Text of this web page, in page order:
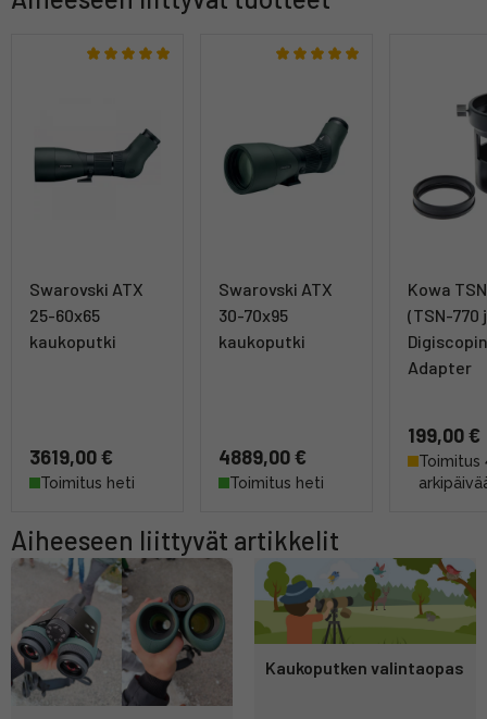
Swarovski ATX
25-60x65
kaukoputki
3619,00 €
Toimitus heti
Swarovski ATX
30-70x95
kaukoputki
4889,00 €
Toimitus heti
Kowa
(TSN-770
Adapter
199,00 €
Toimitus
Aiheeseen liittyvät artikkelit
Kaukoputken valintaopas